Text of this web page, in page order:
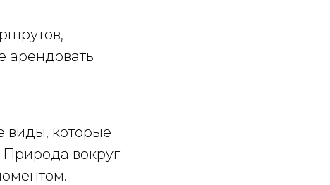
арендовать
виды, которые
вокруг